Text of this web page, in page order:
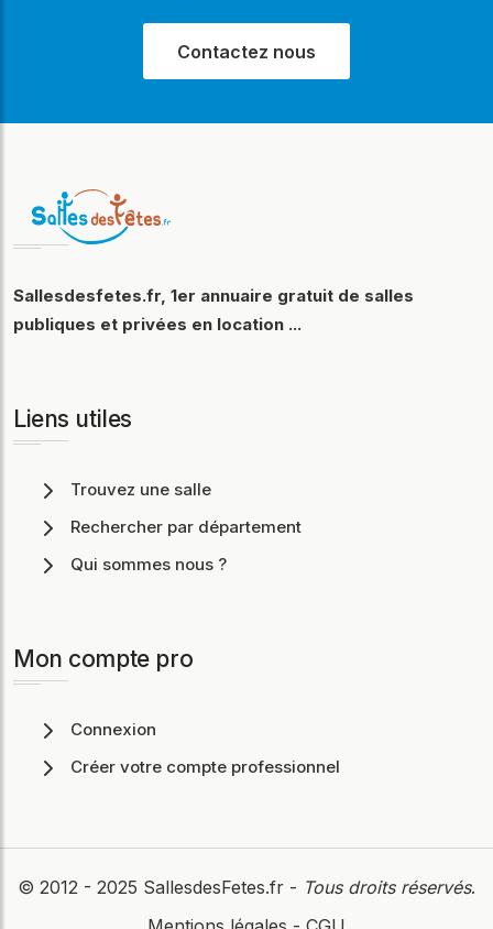
Contactez nous
Sallesdesfetes.fr, 1er annuaire gratuit de salles
publiques et privées en location ...
Liens utiles
Trouvez une salle
Rechercher par département
Qui sommes nous ?
Mon compte pro
Connexion
Créer votre compte professionnel
© 2012 - 2025 SallesdesFetes.fr - Tous droits réservés.